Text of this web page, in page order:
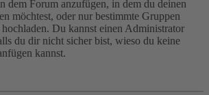
dem Forum anzufügen, in dem du deinen
möchtest, oder nur bestimmte Gruppen
Du kannst einen Administrator
du dir nicht sicher bist, wieso du keine
kannst.